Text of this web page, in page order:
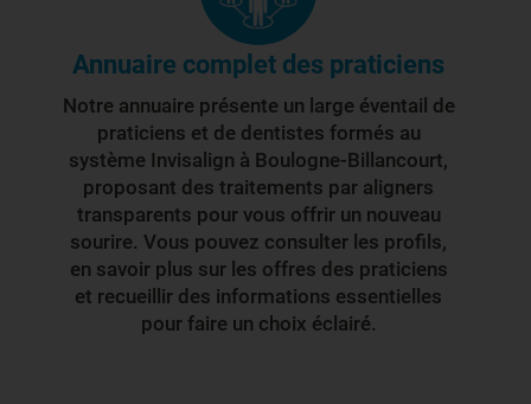
Annuaire complet des praticiens
Notre annuaire présente un large éventail de
praticiens et de dentistes formés au
système Invisalign à Boulogne-Billancourt,
proposant des traitements par aligners
transparents pour vous offrir un nouveau
sourire. Vous pouvez consulter les profils,
en savoir plus sur les offres des praticiens
et recueillir des informations essentielles
pour faire un choix éclairé.